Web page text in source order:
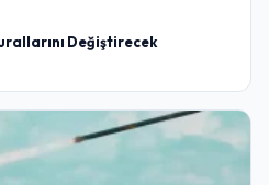
Değiştirecek